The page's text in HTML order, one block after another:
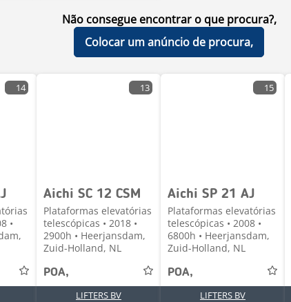
Não consegue encontrar o que procura?,
Colocar um anúncio de procura,
14
•
13
Aichi SC 12 CSM
Plataformas elevatórias
telescópicas • 2018 •
2900h • Heerjansdam,
Zuid-Holland, NL
POA,
LIFTERS BV
15
Aichi SP 21 AJ
Plataformas elevatórias
telescópicas • 2008 •
6800h • Heerjansdam,
Zuid-Holland, NL
POA,
LIFTERS BV